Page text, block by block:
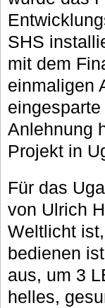
SHS
mit dem
einmaligen
Anlehnung
Projekt in
Für das
von Ulrich
Weltlicht
bedienen
aus, um 3
helles,